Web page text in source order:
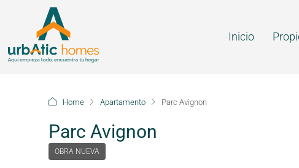
Inicio
Home Apartamento Parc Avignon
Parc Avignon
OBRA NUEVA